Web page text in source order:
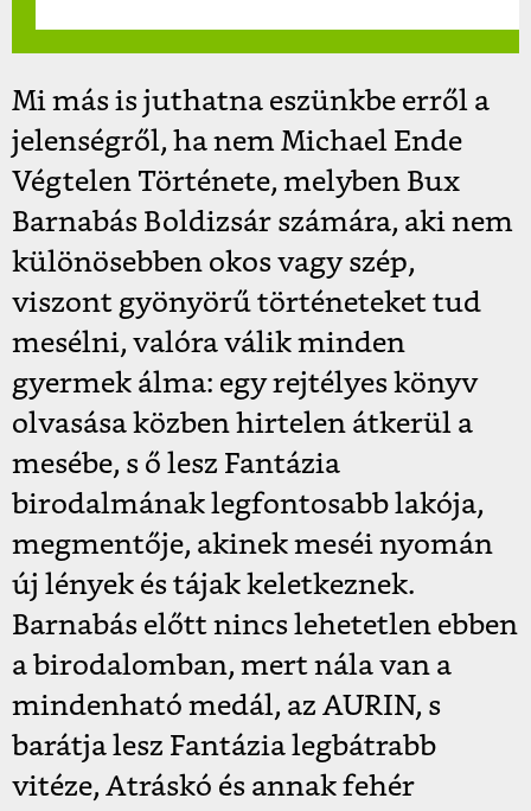
Mi más is juthatna eszünkbe erről a
jelenségről, ha nem Michael Ende
Végtelen Története, melyben Bux
Barnabás Boldizsár számára, aki nem
különösebben okos vagy szép,
viszont gyönyörű történeteket tud
mesélni, valóra válik minden
gyermek álma: egy rejtélyes könyv
olvasása közben hirtelen átkerül a
mesébe, s ő lesz Fantázia
birodalmának legfontosabb lakója,
megmentője, akinek meséi nyomán
új lények és tájak keletkeznek.
Barnabás előtt nincs lehetetlen ebben
a birodalomban, mert nála van a
mindenható medál, az AURIN, s
barátja lesz Fantázia legbátrabb
vitéze, Atráskó és annak fehér